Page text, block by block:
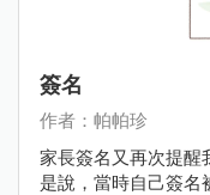
簽名
作者：帕帕珍
家長簽名又再次提醒
是說，當時自己簽名